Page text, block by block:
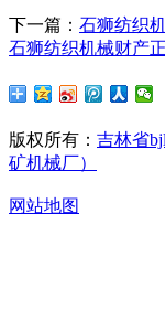
下一篇： 石狮纺织
石狮纺织机械财产
版权所有： 吉林省
矿机械厂）
网站地图